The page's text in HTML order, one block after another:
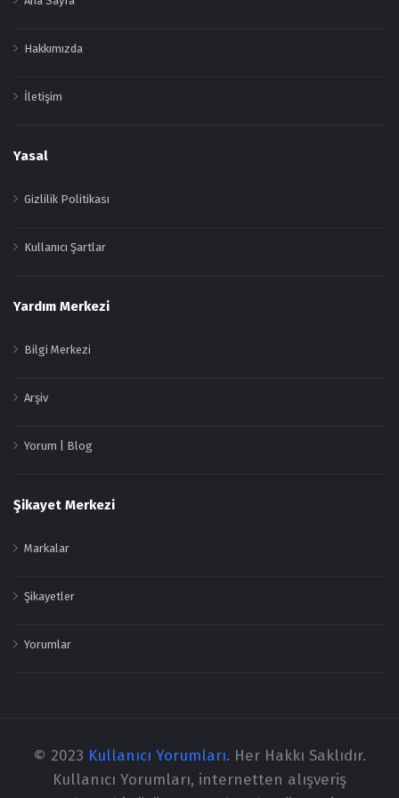
Hakkımızda
İletişim
Yasal
Gizlilik Politikası
Kullanıcı Şartlar
Yardım Merkezi
Bilgi Merkezi
Arşiv
Yorum | Blog
Şikayet Merkezi
Markalar
Şikayetler
Yorumlar
© 2023 Kullanıcı Yorumları. Her Hakkı Saklıdır.
Kullanıcı Yorumları, internetten alışveriş